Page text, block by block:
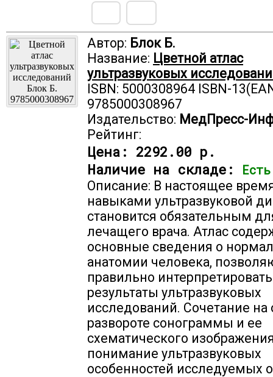
Автор: Блок Б.
Название: Цветной атлас
ультразвуковых
ISBN: 5000308964 ISBN-
9785000308967
Издательство: МедПресс-
Рейтинг:
Цена: 2292.00 р.
Наличие на складе:
Есть
Описание: В настоящее
навыками ультразвуковой
становится обязательным
лечащего врача. Атлас
основные сведения о
анатомии человека,
правильно интерпретировать
результаты ультразвуковых
исследований. Сочетание
развороте сонограммы и ее
схематического
понимание ультразвуковых
особенностей исследуемых